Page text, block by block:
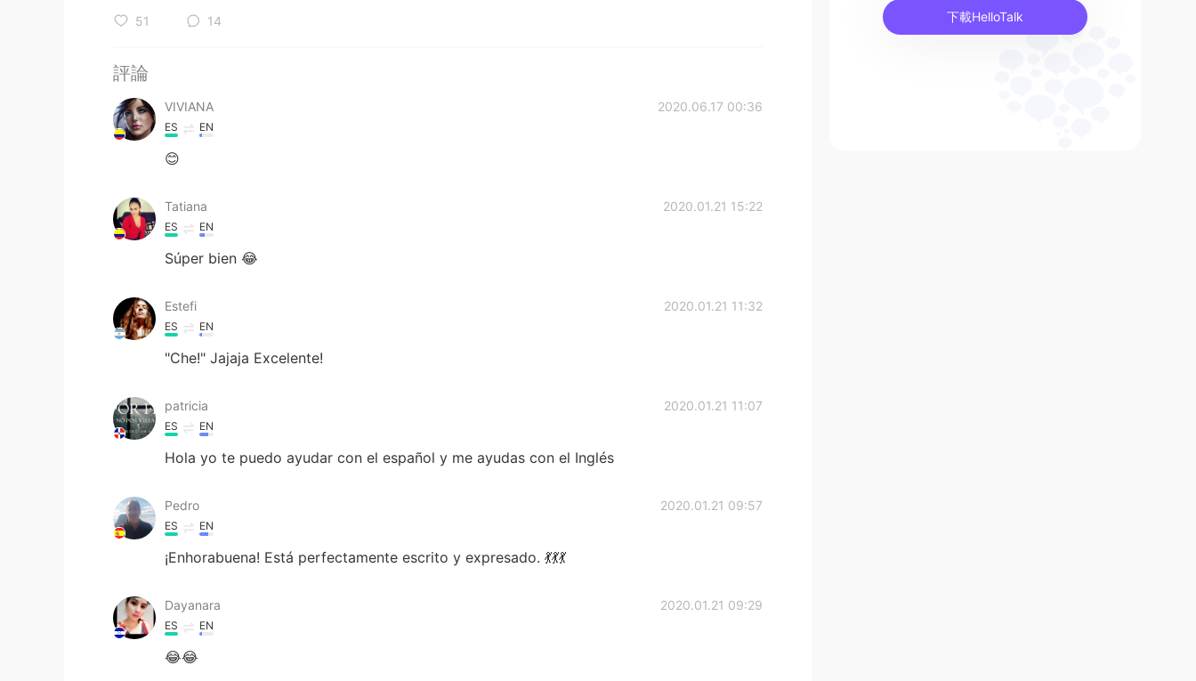
51 14
評論
VIVIANA 2020.06.17 00:36
ES EN
😊
Tatiana 2020.01.21 15:22
ES EN
Súper bien 😂
Estefi 2020.01.21 11:32
ES EN
"Che!" Jajaja Excelente!
patricia 2020.01.21 11:07
ES EN
Hola yo te puedo ayudar con el español y me ayudas con el Inglés
Pedro 2020.01.21 09:57
ES EN
¡Enhorabuena! Está perfectamente escrito y expresado. 💃💃💃
Dayanara 2020.01.21 09:29
ES EN
😂😂
下載HelloTalk